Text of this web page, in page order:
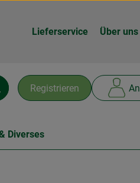
Lieferservice Über uns
Registrieren
Diverses